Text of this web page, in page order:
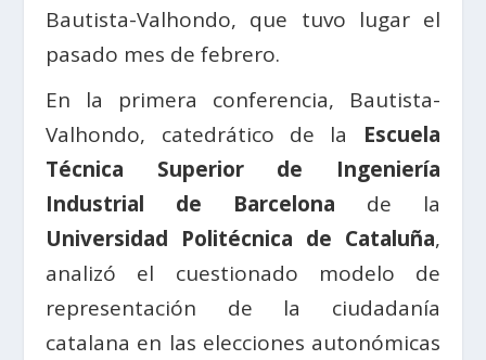
Bautista-Valhondo, que tuvo lugar el
pasado mes de febrero.
En la primera conferencia, Bautista-
Valhondo, catedrático de la Escuela
Técnica Superior de Ingeniería
Industrial de Barcelona de la
Universidad Politécnica de Cataluña,
analizó el cuestionado modelo de
representación de la ciudadanía
catalana en las elecciones autonómicas